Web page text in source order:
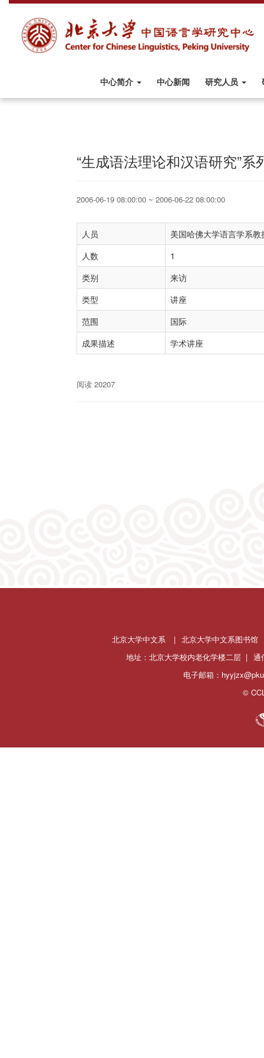
中心简介 中心新闻 研究人员
“生成语法理论和汉语研究”系
2006-06-19 08:00:00 ~ 2006-06-22 08:00:00
人员
美国哈佛大学语言学系教
人数
1
类别
来访
类型
讲座
范围
国际
成果描述
学术讲座
阅读 20207
北京大学中文系 | 北京大学中文系图书馆
地址：北京大学校内老化学楼二层 | 通
电子邮箱：
©